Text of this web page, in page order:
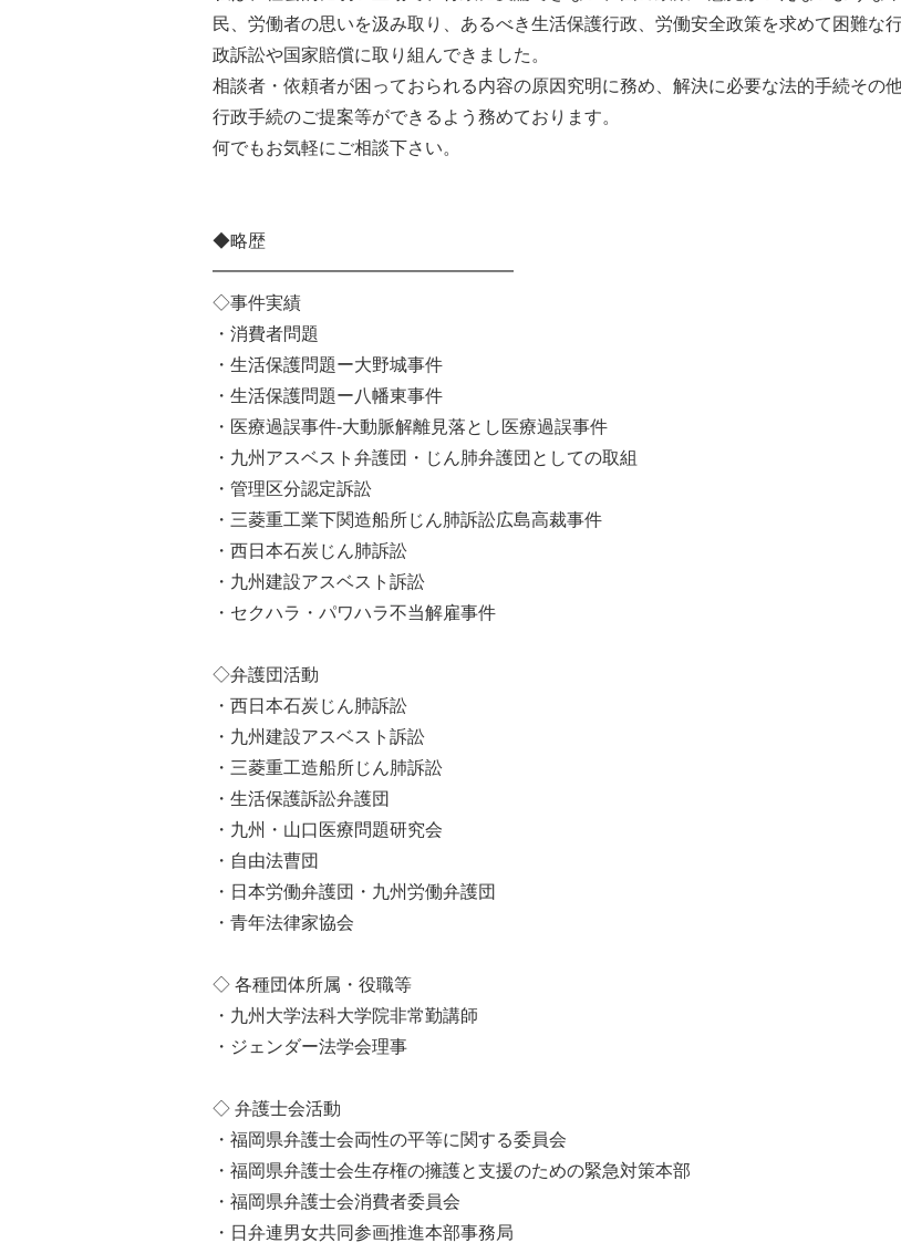
民、労働者の思いを汲み取り、あるべき生活保護行政、労働安全政策を求めて困難な
政訴訟や国家賠償に取り組んできました。
相談者・依頼者が困っておられる内容の原因究明に務め、解決に必要な法的手続その
行政手続のご提案等ができるよう務めております。
何でもお気軽にご相談下さい。
◆略歴
━━━━━━━━━━━━━━━━━
◇事件実績
・消費者問題
・生活保護問題ー大野城事件
・生活保護問題ー八幡東事件
・医療過誤事件‐大動脈解離見落とし医療過誤事件
・九州アスベスト弁護団・じん肺弁護団としての取組
・管理区分認定訴訟
・三菱重工業下関造船所じん肺訴訟広島高裁事件
・西日本石炭じん肺訴訟
・九州建設アスベスト訴訟
・セクハラ・パワハラ不当解雇事件
◇弁護団活動
・西日本石炭じん肺訴訟
・九州建設アスベスト訴訟
・三菱重工造船所じん肺訴訟
・生活保護訴訟弁護団
・九州・山口医療問題研究会
・自由法曹団
・日本労働弁護団・九州労働弁護団
・青年法律家協会
◇ 各種団体所属・役職等
・九州大学法科大学院非常勤講師
・ジェンダー法学会理事
◇ 弁護士会活動
・福岡県弁護士会両性の平等に関する委員会
・福岡県弁護士会生存権の擁護と支援のための緊急対策本部
・福岡県弁護士会消費者委員会
・日弁連男女共同参画推進本部事務局